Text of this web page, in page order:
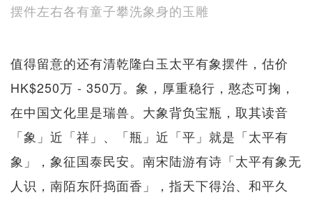
摆件左右各有童子攀洗象身的玉雕
值得留意的还有清乾隆白玉太平有象摆件，估价
HK$250万 - 350万。象，厚重稳行，憨态可掬，
在中国文化里是瑞兽。大象背负宝瓶，取其读音
「象」近「祥」、「瓶」近「平」就是「太平有
象」，象征国泰民安。南宋陆游有诗「太平有象无
人识，南陌东阡捣面香」，指天下得治、和平久